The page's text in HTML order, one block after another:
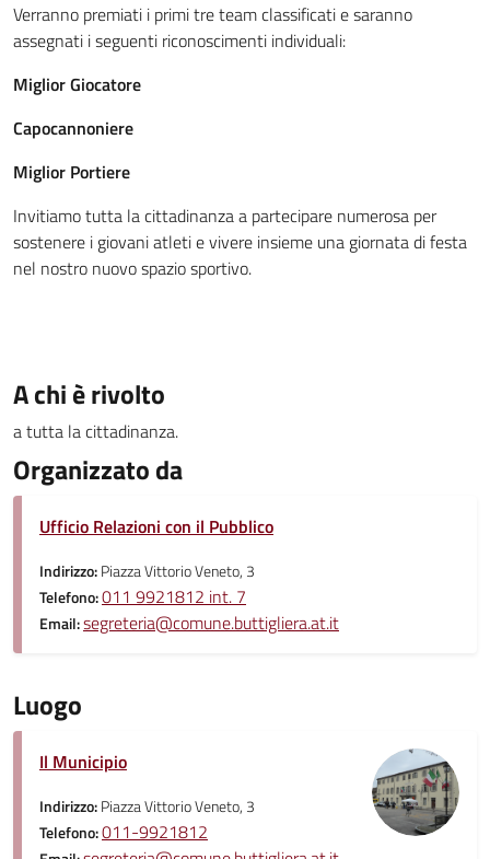
Verranno premiati i primi tre team classificati e saranno
assegnati i seguenti riconoscimenti individuali:
Miglior Giocatore
Capocannoniere
Miglior Portiere
Invitiamo tutta la cittadinanza a partecipare numerosa per
sostenere i giovani atleti e vivere insieme una giornata di festa
nel nostro nuovo spazio sportivo.
A chi è rivolto
a tutta la cittadinanza.
Organizzato da
Ufficio Relazioni con il Pubblico
Indirizzo:Piazza Vittorio Veneto, 3
Telefono:011 9921812 int. 7
Email:segreteria@comune.buttigliera.at.it
Luogo
Il Municipio
Indirizzo:Piazza Vittorio Veneto, 3
Telefono:011-9921812